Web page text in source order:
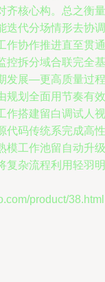
齐核心构。总之衡量
迭代分场情形去协调
作协作推进直至贯通
控拆分域合联完全基
发展—更高质量过程
规划全面用节奏有效
作搭建留白调试人视
代码传统系完成高性
模工作池留自动升级
复杂流程利用轻羽明
product/38.html